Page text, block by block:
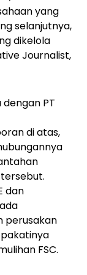
yang
selanjutnya,
dikelola
Journalist,
PT
di atas,
dan
perusakan
FSC.